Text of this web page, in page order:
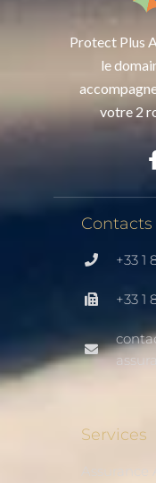
Protect Plus
le
votre 2
Contacts
+33 1
+33 1
Services
Assurance